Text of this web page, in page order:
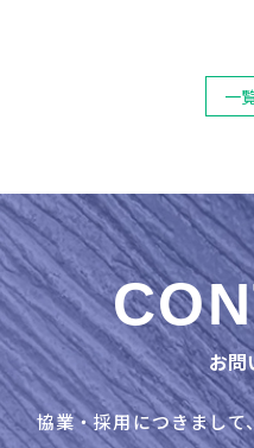
一
お問
協業・採用につきまして